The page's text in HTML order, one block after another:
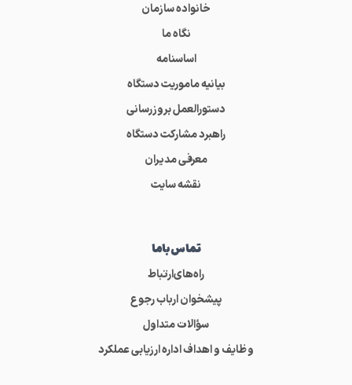
خانواده سازمان
نگاه ما
اساسنامه
بیانیه ماموریت دستگاه
دستورالعمل بروزرسانی
راهبرد مشارکت دستگاه
معرفی مدیران
نقشه سایت
تماس‌باما
راه‌های‌ارتباط
پیشخوان ارباب رجوع
سؤالات متداول
وظایف و اهداف اداره ارزیابی عملکرد